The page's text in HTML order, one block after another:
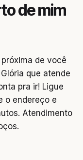
de mim
de você
que atende
pra ir! Ligue
o endereço e
Atendimento